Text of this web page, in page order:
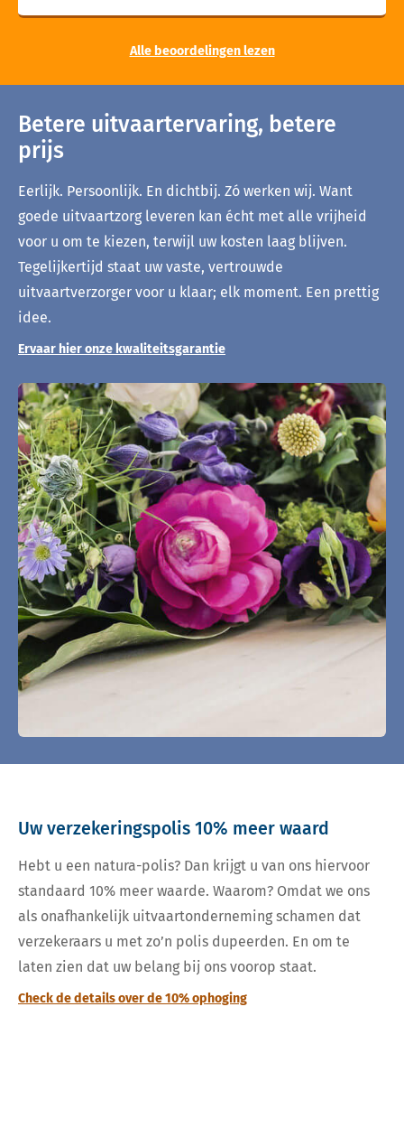
Alle beoordelingen lezen
Betere uitvaartervaring, betere
prijs
Eerlijk. Persoonlijk. En dichtbij. Zó werken wij. Want
goede uitvaartzorg leveren kan écht met alle vrijheid
voor u om te kiezen, terwijl uw kosten laag blijven.
Tegelijkertijd staat uw vaste, vertrouwde
uitvaartverzorger voor u klaar; elk moment. Een prettig
idee.
Ervaar hier onze kwaliteitsgarantie
Uw verzekeringspolis 10% meer waard
Hebt u een natura-polis? Dan krijgt u van ons hiervoor
standaard 10% meer waarde. Waarom? Omdat we ons
als onafhankelijk uitvaartonderneming schamen dat
verzekeraars u met zo’n polis dupeerden. En om te
laten zien dat uw belang bij ons voorop staat.
Check de details over de 10% ophoging